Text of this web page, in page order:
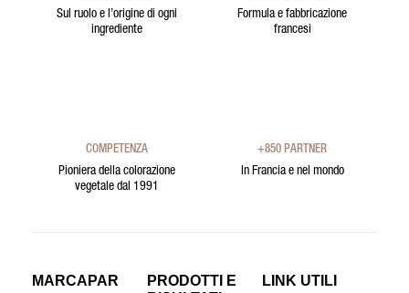
Sul ruolo e l’origine di ogni
ingrediente
Formula e fabbricazione
francesi
COMPETENZA
Pioniera della colorazione
vegetale dal 1991
+850 PARTNER
In Francia e nel mondo
MARCAPAR
PRODOTTI E
LINK UTILI